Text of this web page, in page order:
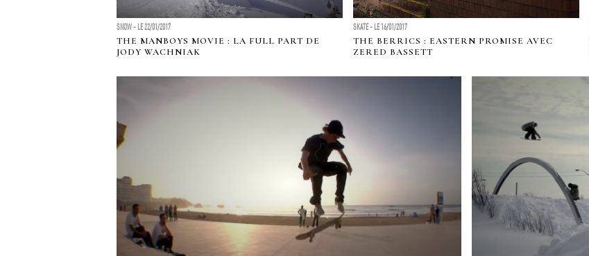
SNOW - LE 22/01/2017
THE MANBOYS MOVIE : LA FULL PART DE
JODY WACHNIAK
SKATE - LE 16/01/2017
THE BERRICS : EASTERN PROMISE AVEC
ZERED BASSETT